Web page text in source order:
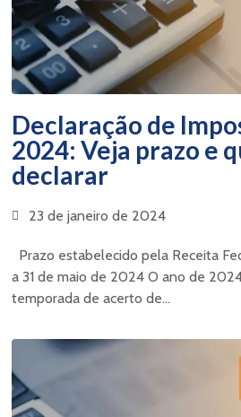
Declaração de
2024: Veja prazo e
declarar
23 de janeiro de 2024
Prazo estabelecido pela Receita
a 31 de maio de 2024 O ano de
temporada de acerto de...